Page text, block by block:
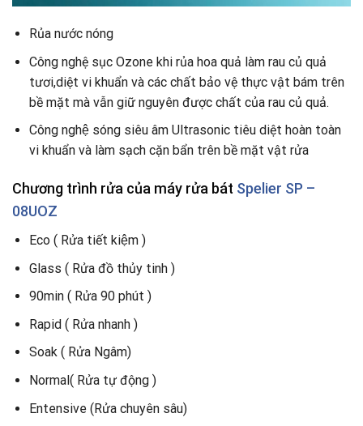
Rủa nước nóng
Công nghệ sục Ozone khi rủa hoa quả làm rau củ quả
tươi,diệt vi khuẩn và các chất bảo vệ thực vật bám trên
bề mặt mà vẫn giữ nguyên được chất của rau củ quả.
Công nghệ sóng siêu âm Ultrasonic tiêu diệt hoàn toàn
vi khuẩn và làm sạch cặn bẩn trên bề mặt vật rửa
Chương trình rửa của máy rửa bát Spelier SP –
08UOZ
Eco ( Rửa tiết kiệm )
Glass ( Rửa đồ thủy tinh )
90min ( Rửa 90 phút )
Rapid ( Rửa nhanh )
Soak ( Rửa Ngâm)
Normal( Rửa tự động )
Entensive (Rửa chuyên sâu)